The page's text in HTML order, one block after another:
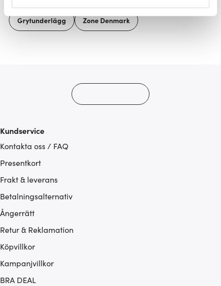
Vi använder cookies för att innehållet och annonserna
Grytunderlägg Zone Denmark
Kundservice
Kontakta oss / FAQ
Presentkort
Frakt & leverans
Betalningsalternativ
Ångerrätt
Retur & Reklamation
Köpvillkor
Kampanjvillkor
BRA DEAL